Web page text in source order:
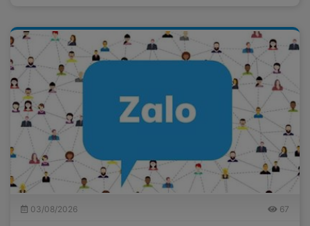
03/08/2026 67